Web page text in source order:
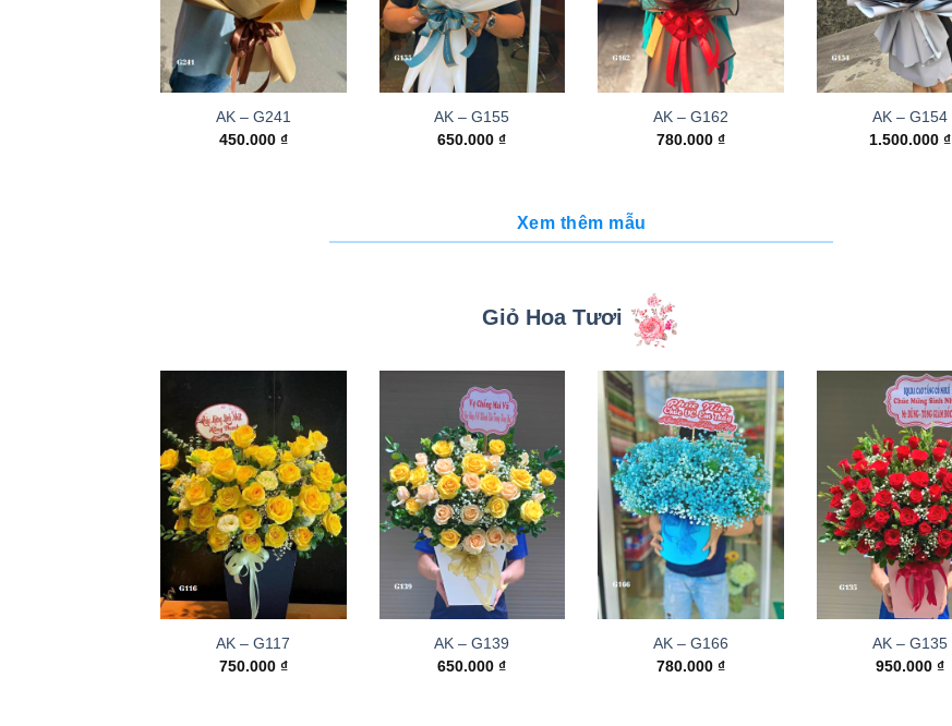
AK – G241
450.000 ₫
AK – G155
650.000₫
AK – G162
780.000₫
AK – G154
1.500.000 ₫
Xem thêm mẫu
Giỏ Hoa Tươi
AK – G117
750.000 ₫
AK – G139
650.000₫
AK – G166
780.000₫
AK – G135
950.000 ₫